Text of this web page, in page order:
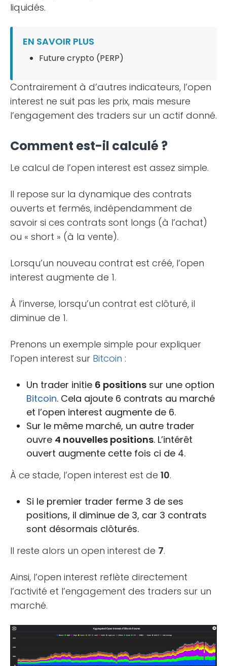
liquidés.
EN SAVOIR PLUS
Future crypto (PERP)
Contrairement à d’autres indicateurs, l’open
interest ne suit pas les prix, mais mesure
l’engagement des traders sur un actif donné.
Comment est-il calculé ?
Le calcul de l’open interest est assez simple.
Il repose sur la dynamique des contrats
ouverts et fermés, indépendamment de
savoir si ces contrats sont longs (à l’achat)
ou « short » (à la vente).
Lorsqu’un nouveau contrat est créé, l’open
interest augmente de 1.
À l’inverse, lorsqu’un contrat est clôturé, il
diminue de 1.
Prenons un exemple simple pour expliquer
l’open interest sur Bitcoin :
Un trader initie 6 positions sur une option
Bitcoin. Cela ajoute 6 contrats au marché
et l’open interest augmente de 6.
Sur le même marché, un autre trader
ouvre 4 nouvelles positions. L’intérêt
ouvert augmente cette fois ci de 4.
À ce stade, l’open interest est de 10.
Si le premier trader ferme 3 de ses
positions, il diminue de 3, car 3 contrats
sont désormais clôturés.
Il reste alors un open interest de 7.
Ainsi, l’open interest reflète directement
l’activité et l’engagement des traders sur un
marché.